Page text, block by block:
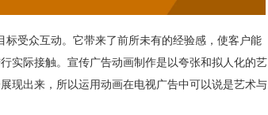
受众互动。它带来了前所未有的经验感，使客户能
实际接触。 宣传广告动画制作是以夸张和拟人化的艺
现出来，所以运用动画在电视广告中可以说是艺术与